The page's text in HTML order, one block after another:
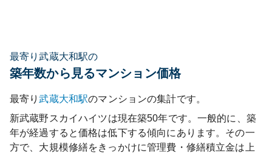
最寄り武蔵大和駅の
築年数から見るマンション価格
最寄り武蔵大和駅のマンションの集計です。
新武蔵野スカイハイツは現在築50年です。一般的に、築
年が経過すると価格は低下する傾向にあります。その一
方で、大規模修繕をきっかけに管理費・修繕積立金は上